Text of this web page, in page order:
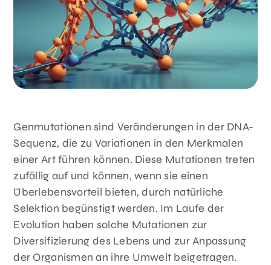
Über Uns
Genmutationen sind Veränderungen in der DNA-
Sequenz, die zu Variationen in den Merkmalen
einer Art führen können. Diese Mutationen treten
zufällig auf und können, wenn sie einen
Überlebensvorteil bieten, durch natürliche
Selektion begünstigt werden. Im Laufe der
Evolution haben solche Mutationen zur
Diversifizierung des Lebens und zur Anpassung
der Organismen an ihre Umwelt beigetragen.